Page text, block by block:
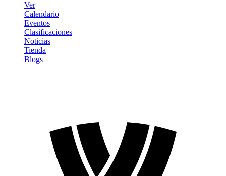
Ver
Calendario
Eventos
Clasificaciones
Noticias
Tienda
Blogs